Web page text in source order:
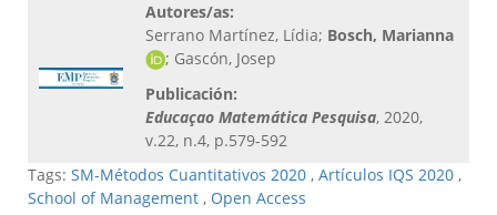
Autores/as:
Serrano Martínez, Lídia; Bosch, Marianna
; Gascón, Josep
Publicación:
Educaçao Matemática Pesquisa, 2020,
v.22, n.4, p.579-592
Tags: SM-Métodos Cuantitativos 2020 , Artículos IQS 2020 ,
School of Management , Open Access